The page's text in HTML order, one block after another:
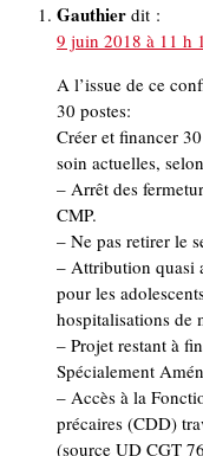
Gauthier dit :
9 juin 2018 à 11 h
A l’issue de ce
30 postes:
Créer et financer
soin actuelles,
– Arrêt des
CMP.
– Ne pas retirer le
– Attribution quasi
pour les
hospitalisations de
– Projet restant à
Spécialement
– Accès à la
précaires (CDD)
(source UD CGT